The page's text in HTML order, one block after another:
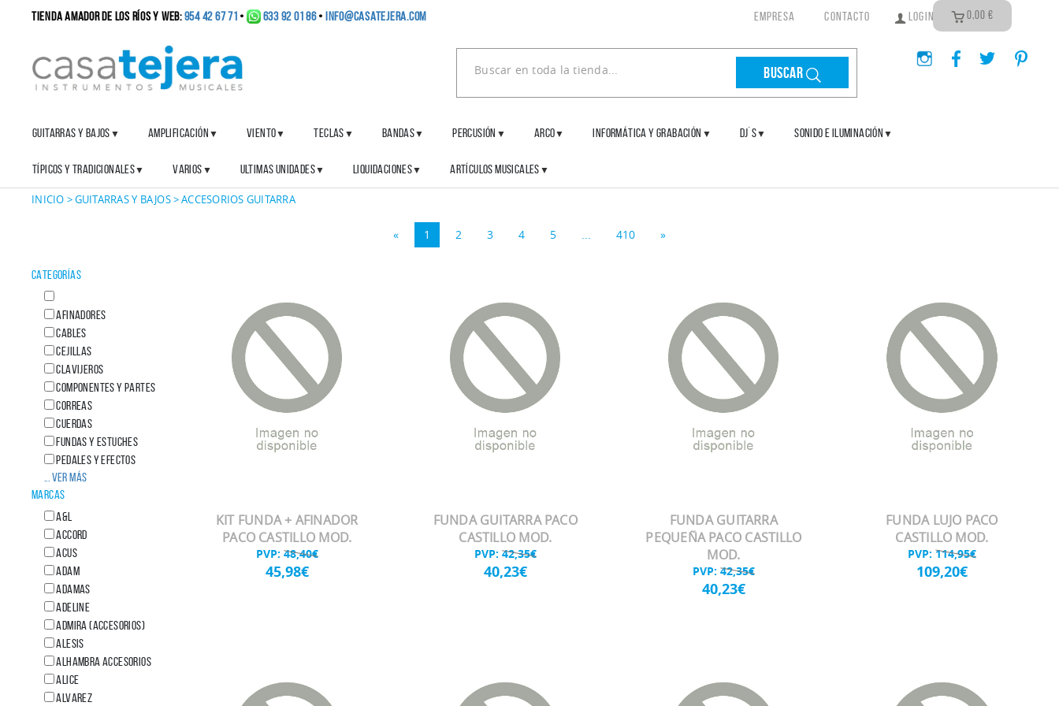
0,00 €
TIENDA AMADOR DE LOS RÍOS y WEB:954 42 67 71 • 633 92 01 86• info@casatejera.com EMPRESA CONTACTO LOGIN
Buscar
GUITARRAS Y BAJOS▼ AMPLIFICACIÓN▼ VIENTO▼ TECLAS▼ BANDAS▼ PERCUSIÓN ▼ ARCO▼ INFORMÁTICA Y GRABACIÓN ▼ DJ´S▼ SONIDO E ILUMINACIÓN▼
TÍPICOS Y TRADICIONALES▼ VARIOS▼ ULTIMAS UNIDADES▼ LIQUIDACIONES▼ ARTÍCULOS MUSICALES▼
INICIO >GUITARRAS Y BAJOS>ACCESORIOS GUITARRA
« 1 2 3 4 5 410 »
CATEGORÍAS
AFINADORES
CABLES
CEJILLAS
CLAVIJEROS
COMPONENTES Y PARTES
CORREAS
CUERDAS
FUNDAS Y ESTUCHES
PEDALES Y EFECTOS
... Ver más
MARCAS
A&L
Accord
ACUS
ADAM
ADAMAS
ADELINE
ADMIRA (Accesorios)
ALESIS
ALHAMBRA ACCESORIOS
ALICE
ALVAREZ
KIT FUNDA + AFINADOR
PACO CASTILLO MOD.
PVP: 48,40€
45,98€
FUNDA GUITARRA PACO
CASTILLO MOD.
PVP: 42,35€
40,23€
FUNDA GUITARRA
PEQUEÑA PACO CASTILLO
MOD.
PVP: 42,35€
40,23€
FUNDA LUJO PACO
CASTILLO MOD.
PVP: 114,95€
109,20€